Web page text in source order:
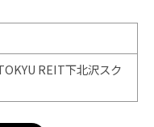
REIT下北沢スク